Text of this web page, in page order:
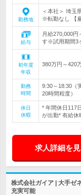
勤務地
＜本社＞ 埼玉
※転勤なし 【
給与
月給270,000
す※試用期間3
初年度
年収
380万円～420
勤務
時間
9:30～18:30（
20時間程度）
休日
休暇
* 年間休日117
が出勤* 有給休
求人詳細を
株式会社ガイア | 大手ゼ
充実可能